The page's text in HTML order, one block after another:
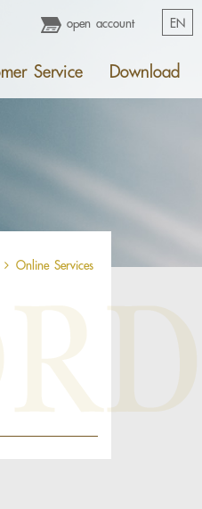
open account EN
Service Download
Online Services